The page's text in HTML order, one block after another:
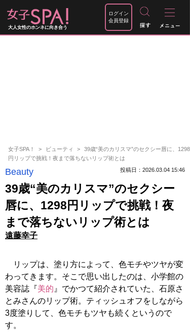
大人女性のホンネに向き合う
ログイン
会員登録
女子SPA！ ビューティ
39歳“美のカリスマ”のセクシー唇に、1298
円リップで挑戦！夜まで落ちないリップ術とは
Beauty 投稿日：2026.03.04 15:46
39歳“美のカリスマ”のセクシー
唇に、1298円リップで挑戦！夜
まで落ちないリップ術とは
遠藤幸子
リップは、塗り方によって、色モチやツヤが変
わってきます。そこで思い出したのは、小学館の
美容誌『美的 』でかつて紹介されていた、石原さ
とみさんのリップ術。ティッシュオフをしながら
3度塗りして、色モチもツヤも続くというので
す。